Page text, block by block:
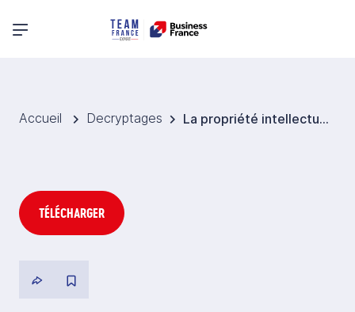
Menu principal
Accueil Decryptages La propriété intellectuelle en Egypte
TÉLÉCHARGER